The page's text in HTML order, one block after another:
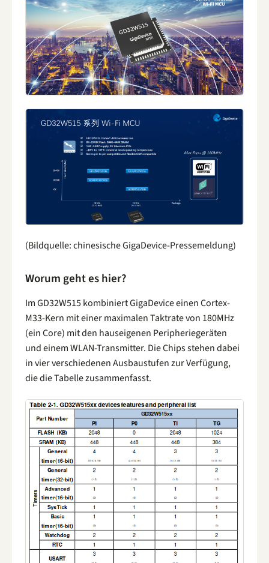
(Bildquelle: chinesische GigaDevice-Pressemeldung)
Worum geht es hier?
Im GD32W515 kombiniert GigaDevice einen Cortex-
M33-Kern mit einer maximalen Taktrate von 180MHz
(ein Core) mit den hauseigenen Peripheriegeräten
und einem WLAN-Transmitter. Die Chips stehen dabei
in vier verschiedenen Ausbaustufen zur Verfügung,
die die Tabelle zusammenfasst.